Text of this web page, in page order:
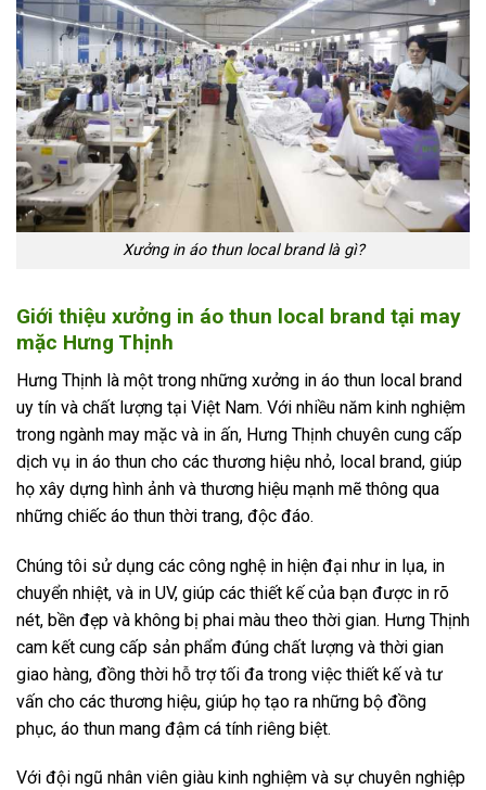
Xưởng in áo thun local brand là gì?
Giới thiệu xưởng in áo thun local brand tại may
mặc Hưng Thịnh
Hưng Thịnh là một trong những xưởng in áo thun local brand
uy tín và chất lượng tại Việt Nam. Với nhiều năm kinh nghiệm
trong ngành may mặc và in ấn, Hưng Thịnh chuyên cung cấp
dịch vụ in áo thun cho các thương hiệu nhỏ, local brand, giúp
họ xây dựng hình ảnh và thương hiệu mạnh mẽ thông qua
những chiếc áo thun thời trang, độc đáo.
Chúng tôi sử dụng các công nghệ in hiện đại như in lụa, in
chuyển nhiệt, và in UV, giúp các thiết kế của bạn được in rõ
nét, bền đẹp và không bị phai màu theo thời gian. Hưng Thịnh
cam kết cung cấp sản phẩm đúng chất lượng và thời gian
giao hàng, đồng thời hỗ trợ tối đa trong việc thiết kế và tư
vấn cho các thương hiệu, giúp họ tạo ra những bộ đồng
phục, áo thun mang đậm cá tính riêng biệt.
Với đội ngũ nhân viên giàu kinh nghiệm và sự chuyên nghiệp